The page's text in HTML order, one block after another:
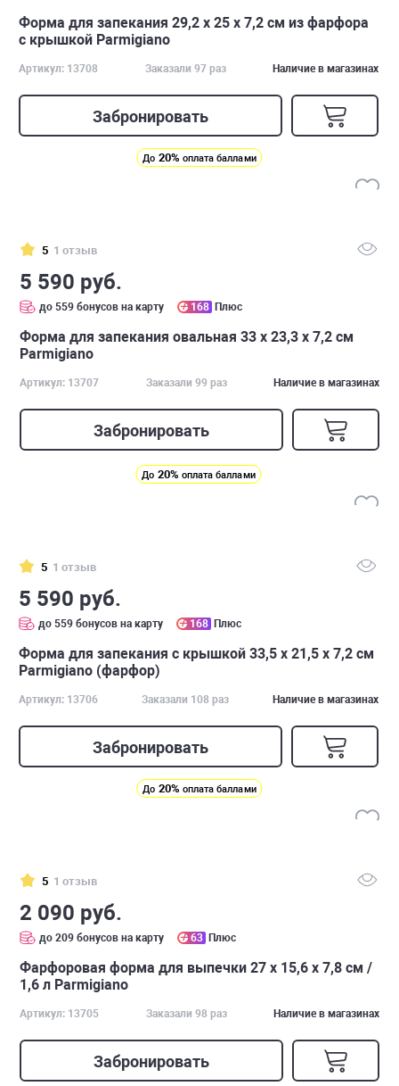
Форма для запекания 29,2 х 25 х 7,2 см из фарфора
с крышкой Parmigiano
Артикул: 13708 Заказали 97 раз Наличие в магазинах
Забронировать
До 20% оплата баллами
5 1 отзыв
5 590 руб.
до 559 бонусов на карту 168 Плюс
Форма для запекания овальная 33 х 23,3 х 7,2 см
Parmigiano
Артикул: 13707 Заказали 99 раз Наличие в магазинах
Забронировать
До 20% оплата баллами
5 1 отзыв
5 590 руб.
до 559 бонусов на карту 168 Плюс
Форма для запекания с крышкой 33,5 х 21,5 х 7,2 см
Parmigiano (фарфор)
Артикул: 13706 Заказали 108 раз Наличие в магазинах
Забронировать
До 20% оплата баллами
5 1 отзыв
2 090 руб.
до 209 бонусов на карту 63 Плюс
Фарфоровая форма для выпечки 27 х 15,6 х 7,8 см /
1,6 л Parmigiano
Артикул: 13705 Заказали 98 раз Наличие в магазинах
Забронировать